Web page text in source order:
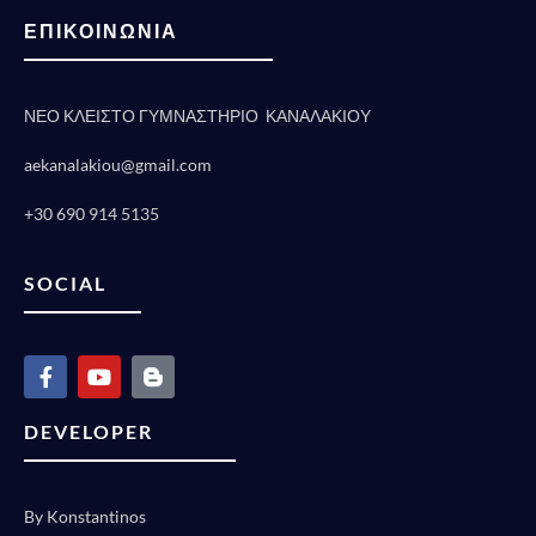
ΕΠΙΚΟΙΝΩΝΙΑ
ΝΕΟ ΚΛΕΙΣΤΟ ΓΥΜΝΑΣΤΗΡΙΟ ΚΑΝΑΛΑΚΙΟΥ
aekanalakiou@gmail.com
+30 690 914 5135
SOCIAL
DEVELOPER
By Konstantinos